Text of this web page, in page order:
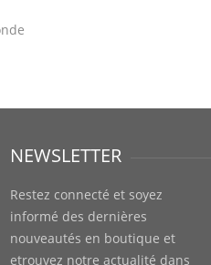
NEWSLETTER
Restez connecté et soyez
informé des dernières
nouveautés en boutique et
etrouvez notre actualité dans